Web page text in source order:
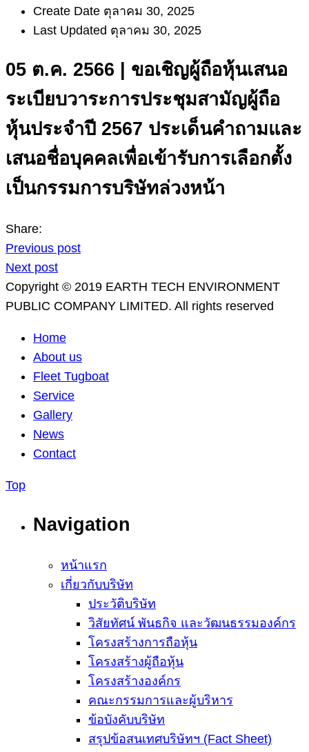
Create Date ตุลาคม 30, 2025
Last Updated ตุลาคม 30, 2025
05 ต.ค. 2566 | ขอเชิญผู้ถือหุ้นเสนอ
ระเบียบวาระการประชุมสามัญผู้ถือ
หุ้นประจำปี 2567 ประเด็นคำถามและ
เสนอชื่อบุคคลเพื่อเข้ารับการเลือกตั้ง
เป็นกรรมการบริษัทล่วงหน้า
Share:
Previous post
Next post
Copyright © 2019 EARTH TECH ENVIRONMENT
PUBLIC COMPANY LIMITED. All rights reserved
Home
About us
Fleet Tugboat
Service
Gallery
News
Contact
Top
Navigation
หน้าแรก
เกี่ยวกับบริษัท
ประวัติบริษัท
วิสัยทัศน์ พันธกิจ และวัฒนธรรมองค์กร
โครงสร้างการถือหุ้น
โครงสร้างผู้ถือหุ้น
โครงสร้างองค์กร
คณะกรรมการและผู้บริหาร
ข้อบังคับบริษัท
สรุปข้อสนเทศบริษัทฯ (Fact Sheet)